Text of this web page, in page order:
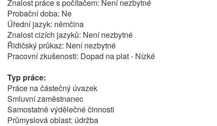
Znalost práce s počítačem: Není nezbytné
Probační doba: Ne
Úřední jazyk: němčina
Znalost cizích jazyků: Není nezbytné
Řidičský průkaz: Není nezbytné
Pracovní zkušenosti: Dopad na plat - Nízké
Typ práce:
Práce na částečný úvazek
Smluvní zaměstnanec
Samostatně výdělečné činnosti
Průmyslová oblast: údržba